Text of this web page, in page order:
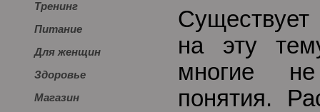
Тренинг
Питание
Для женщин
Здоровье
Магазин
на эту
многие
понятия.